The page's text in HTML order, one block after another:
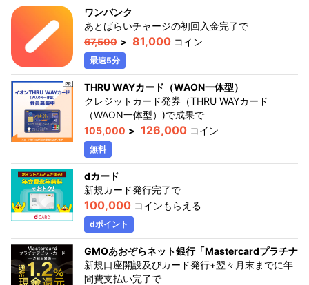
ワンバンク
あとばらいチャージの初回入金完了で
67,500 > 81,000 コイン
最速5分
THRU WAYカード（WAON一体型）
クレジットカード発券（THRU WAYカード
（WAON一体型）)で成果で
105,000 > 126,000 コイン
無料
dカード
新規カード発行完了で
100,000 コインもらえる
dポイント
GMOあおぞらネット銀行「Mastercardプラチナ
新規口座開設及びカード発行+翌々月末までに年
間費支払い完了で